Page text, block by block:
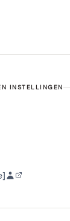
INSTELLINGEN